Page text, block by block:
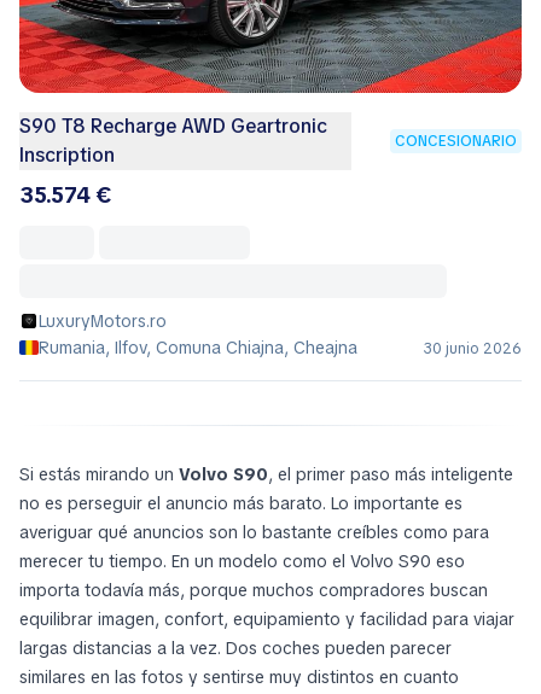
S90 T8 Recharge AWD Geartronic
Inscription
CONCESIONARIO
35.574 €
LuxuryMotors.ro
Rumania, Ilfov, Comuna Chiajna, Cheajna
30 junio 2026
Si estás mirando un Volvo S90, el primer paso más inteligente
no es perseguir el anuncio más barato. Lo importante es
averiguar qué anuncios son lo bastante creíbles como para
merecer tu tiempo. En un modelo como el Volvo S90 eso
importa todavía más, porque muchos compradores buscan
equilibrar imagen, confort, equipamiento y facilidad para viajar
largas distancias a la vez. Dos coches pueden parecer
similares en las fotos y sentirse muy distintos en cuanto